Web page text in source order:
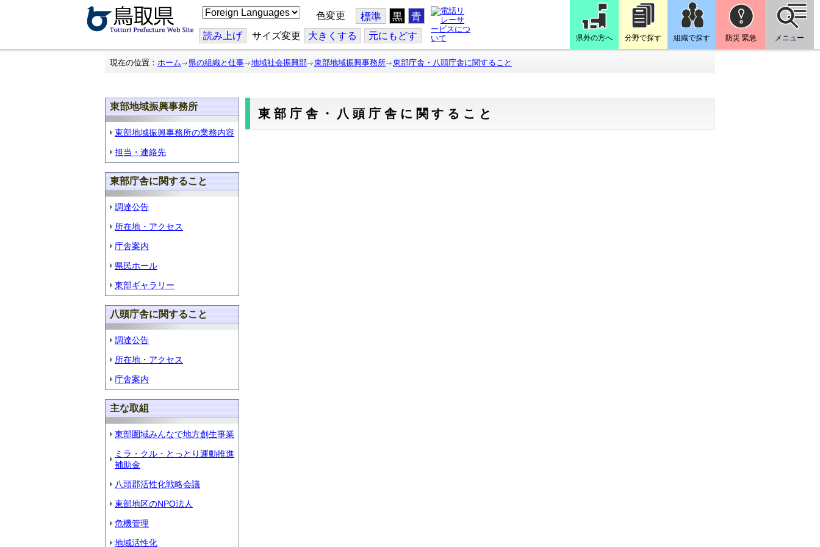
こ
の
ジ
を
翻
色変更 標準 黒 青
読み上げ サイズ変更 大きくする 元にもどす 県外の方へ 分野で探す 組織で探す 防災 緊急 メニュー
現在の位置： ホーム 県の組織と仕事 地域社会振興部 東部地域振興事務所 東部庁舎・八頭庁舎に関すること
東部地域振興事務所
東部地域振興事務所の業務内容
担当・連絡先
東部庁舎に関すること
調達公告
所在地・アクセス
庁舎案内
県民ホール
東部ギャラリー
八頭庁舎に関すること
調達公告
所在地・アクセス
庁舎案内
主な取組
東部圏域みんなで地方創生事業
ミラ・クル・とっとり運動推進
補助金
八頭郡活性化戦略会議
東部地区のNPO法人
危機管理
地域活性化
東部庁舎・八頭庁舎に関すること